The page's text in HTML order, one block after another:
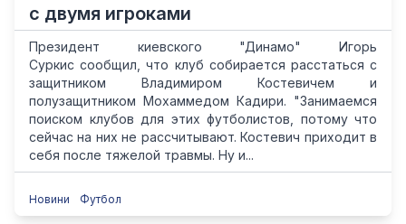
с двумя игроками
Президент киевского "Динамо" Игорь
Суркис сообщил, что клуб собирается расстаться с
защитником Владимиром Костевичем и
полузащитником Мохаммедом Кадири. "Занимаемся
поиском клубов для этих футболистов, потому что
сейчас на них не рассчитывают. Костевич приходит в
себя после тяжелой травмы. Ну и...
Новини Футбол